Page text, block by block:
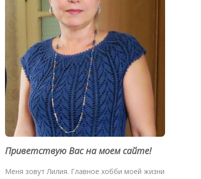
Приветствую Вас на моем сайте!
Меня зовут Лилия. Главное хобби моей жизни